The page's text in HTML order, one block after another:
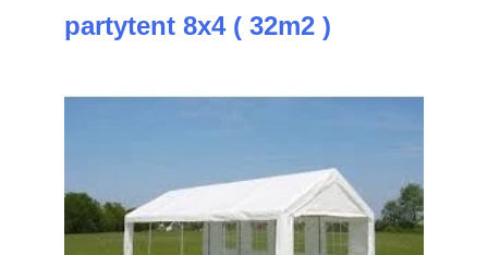
partytent 8x4 ( 32m2 )